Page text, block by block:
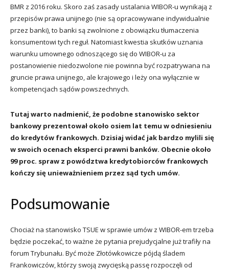
BMR z 2016 roku. Skoro zaś zasady ustalania WIBOR-u wynikają z
przepisów prawa unijnego (nie są opracowywane indywidualnie
przez banki), to banki są zwolnione z obowiązku tłumaczenia
konsumentowi tych reguł. Natomiast kwestia skutków uznania
warunku umownego odnoszącego się do WIBOR-u za
postanowienie niedozwolone nie powinna być rozpatrywana na
gruncie prawa unijnego, ale krajowego i leży ona wyłącznie w
kompetencjach sądów powszechnych.
Tutaj warto nadmienić, że podobne stanowisko sektor
bankowy prezentował około osiem lat temu w odniesieniu
do kredytów frankowych. Dzisiaj widać jak bardzo mylili się
w swoich ocenach eksperci prawni banków. Obecnie około
99 proc. spraw z powództwa kredytobiorców frankowych
kończy się unieważnieniem przez sąd tych umów.
Podsumowanie
Chociaż na stanowisko TSUE w sprawie umów z WIBOR-em trzeba
będzie poczekać, to ważne że pytania prejudycjalne już trafiły na
forum Trybunału. Być może Złotówkowicze pójdą śladem
Frankowiczów, którzy swoją zwycięską passę rozpoczęli od